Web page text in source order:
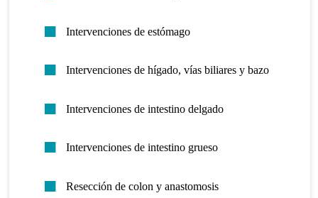
Intervenciones de estómago
Intervenciones de hígado, vías biliares y bazo
Intervenciones de intestino delgado
Intervenciones de intestino grueso
Resección de colon y anastomosis